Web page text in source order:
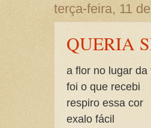
terça-feira, 11
QUERIA
a flor no lugar da
foi o que recebi
respiro essa cor
exalo fácil